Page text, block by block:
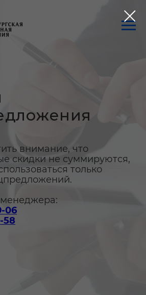
внимание, что
скидки не суммируются,
только
06
58